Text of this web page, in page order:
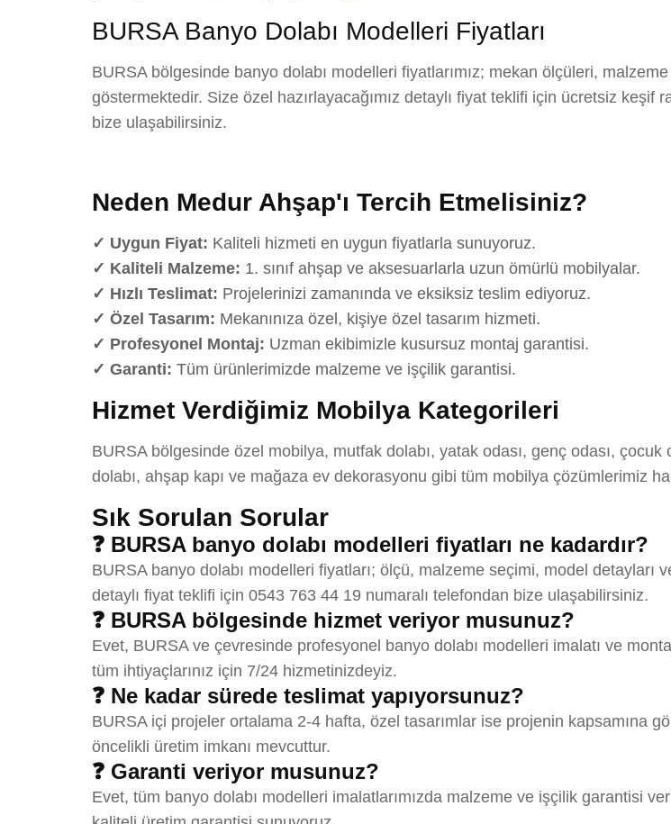
BURSA Banyo Dolabı Modelleri Fiyatları
BURSA bölgesinde banyo dolabı modelleri fiyatlarımız; mekan ölçüleri,
göstermektedir. Size özel hazırlayacağımız detaylı fiyat teklifi için ücretsiz keşif
bize ulaşabilirsiniz.
Neden Medur Ahşap'ı Tercih Etmelisiniz?
✓ Uygun Fiyat: Kaliteli hizmeti en uygun fiyatlarla sunuyoruz.
✓ Kaliteli Malzeme: 1. sınıf ahşap ve aksesuarlarla uzun ömürlü mobilyalar.
✓ Hızlı Teslimat: Projelerinizi zamanında ve eksiksiz teslim ediyoruz.
✓ Özel Tasarım: Mekanınıza özel, kişiye özel tasarım hizmeti.
✓ Profesyonel Montaj: Uzman ekibimizle kusursuz montaj garantisi.
✓ Garanti: Tüm ürünlerimizde malzeme ve işçilik garantisi.
Hizmet Verdiğimiz Mobilya Kategorileri
BURSA bölgesinde özel mobilya, mutfak dolabı, yatak odası, genç odası,
dolabı, ahşap kapı ve mağaza ev dekorasyonu gibi tüm mobilya çözümlerimiz
Sık Sorulan Sorular
❓ BURSA banyo dolabı modelleri fiyatları ne kadardır?
BURSA banyo dolabı modelleri fiyatları; ölçü, malzeme seçimi, model
detaylı fiyat teklifi için 0543 763 44 19 numaralı telefondan bize ulaşabilirsiniz.
❓ BURSA bölgesinde hizmet veriyor musunuz?
Evet, BURSA ve çevresinde profesyonel banyo dolabı modelleri imalatı ve
tüm ihtiyaçlarınız için 7/24 hizmetinizdeyiz.
❓ Ne kadar sürede teslimat yapıyorsunuz?
BURSA içi projeler ortalama 2-4 hafta, özel tasarımlar ise projenin kapsamına
öncelikli üretim imkanı mevcuttur.
❓ Garanti veriyor musunuz?
Evet, tüm banyo dolabı modelleri imalatlarımızda malzeme ve işçilik garantisi